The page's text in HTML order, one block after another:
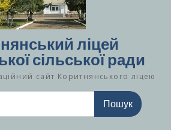
ліцей
сільської ради
сайт Коритнянського ліцею